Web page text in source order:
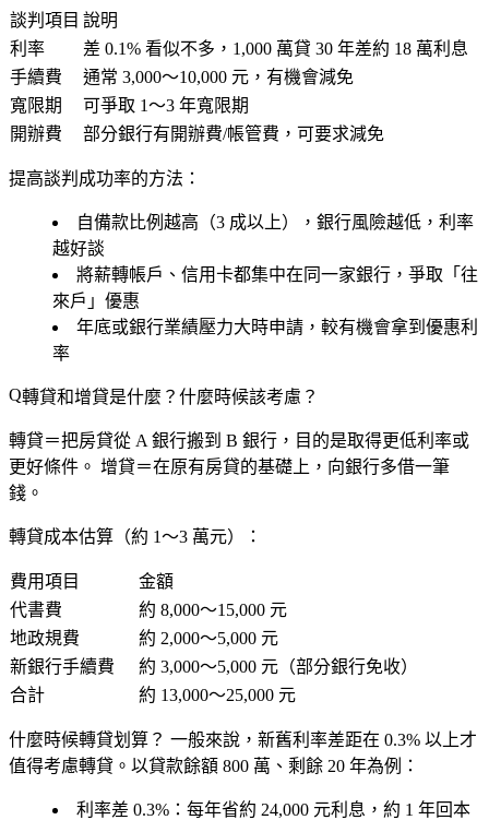
談判項目 說明
利率
差 0.1% 看似不多，1,000 萬貸 30 年差約 18 萬利息
手續費
通常 3,000～10,000 元，有機會減免
寬限期
可爭取 1～3 年寬限期
開辦費
部分銀行有開辦費/帳管費，可要求減免
提高談判成功率的方法：
自備款比例越高（3 成以上），銀行風險越低，利率
越好談
將薪轉帳戶、信用卡都集中在同一家銀行，爭取「往
來戶」優惠
年底或銀行業績壓力大時申請，較有機會拿到優惠利
率
轉貸和增貸是什麼？什麼時候該考慮？
轉貸＝把房貸從 A 銀行搬到 B 銀行，目的是取得更低利率或
更好條件。 增貸＝在原有房貸的基礎上，向銀行多借一筆
錢。
轉貸成本估算（約 1～3 萬元）：
費用項目
金額
代書費
約 8,000～15,000 元
地政規費
約 2,000～5,000 元
新銀行手續費
約 3,000～5,000 元（部分銀行免收）
合計
約 13,000～25,000 元
什麼時候轉貸划算？ 一般來說，新舊利率差距在 0.3% 以上才
值得考慮轉貸。以貸款餘額 800 萬、剩餘 20 年為例：
利率差 0.3%：每年省約 24,000 元利息，約 1 年回本